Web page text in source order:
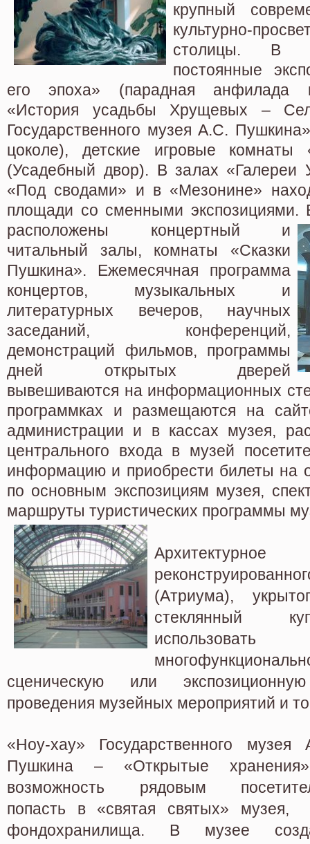
крупный
культурно-
столицы. В
постоянные
его эпоха» (парадная анфилада
«История усадьбы Хрущевых –
Государственного музея А.С.
цоколе), детские игровые комнаты
(Усадебный двор). В залах «Галереи
«Под сводами» и в «Мезонине»
площади со сменными экспозициями.
расположены концертный и
читальный залы, комнаты «Сказки
Пушкина». Ежемесячная программа
концертов, музыкальных и
литературных вечеров, научных
заседаний, конференций,
демонстраций фильмов, программы
дней открытых дверей
вывешиваются на информационных
программках и размещаются на
администрации и в кассах музея,
центрального входа в музей
информацию и приобрести билеты на
по основным экспозициям музея,
маршруты туристических программы
(Атриума),
стеклянный
сценическую или
проведения музейных мероприятий и
«Ноу-хау» Государственного музея
Пушкина – «Открытые
возможность рядовым
попасть в «святая святых» музея,
фондохранилища. В музее